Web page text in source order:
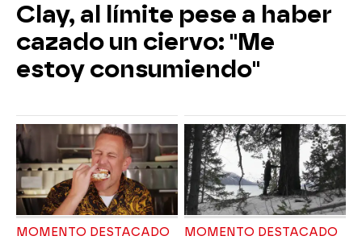
Clay, al límite pese a haber
cazado un ciervo: "Me
estoy consumiendo"
MOMENTO DESTACADO MOMENTO DESTACADO